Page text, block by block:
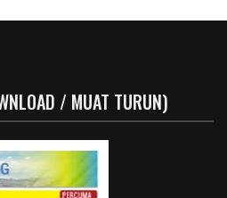
/ MUAT TURUN)